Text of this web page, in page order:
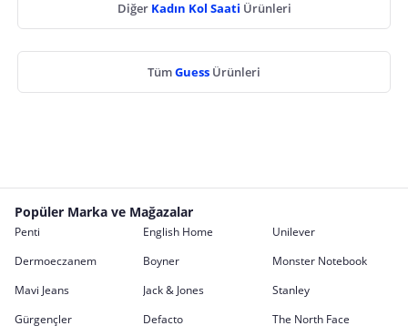
Diğer Kadın Kol Saati Ürünleri
TümGuess Ürünleri
Popüler Marka ve Mağazalar
Penti English Home
Unilever
Dermoeczanem
Boyner
Monster Notebook
Mavi Jeans
Jack & Jones
Stanley
Gürgençler
Defacto
The North Face